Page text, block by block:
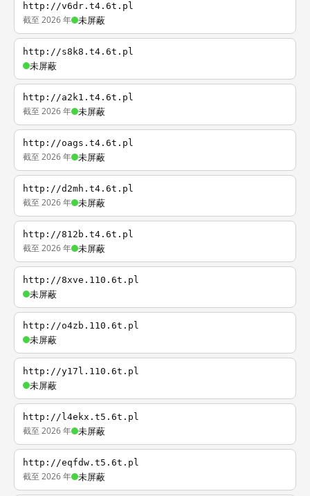
http://v6dr.t4.6t.pl
截至 2026 年 未屏蔽
http://s8k8.t4.6t.pl
未屏蔽
http://a2k1.t4.6t.pl
截至 2026 年 未屏蔽
http://oags.t4.6t.pl
截至 2026 年 未屏蔽
http://d2mh.t4.6t.pl
截至 2026 年 未屏蔽
http://812b.t4.6t.pl
截至 2026 年 未屏蔽
http://8xve.110.6t.pl
未屏蔽
http://o4zb.110.6t.pl
未屏蔽
http://y17l.110.6t.pl
未屏蔽
http://l4ekx.t5.6t.pl
截至 2026 年 未屏蔽
http://eqfdw.t5.6t.pl
截至 2026 年 未屏蔽